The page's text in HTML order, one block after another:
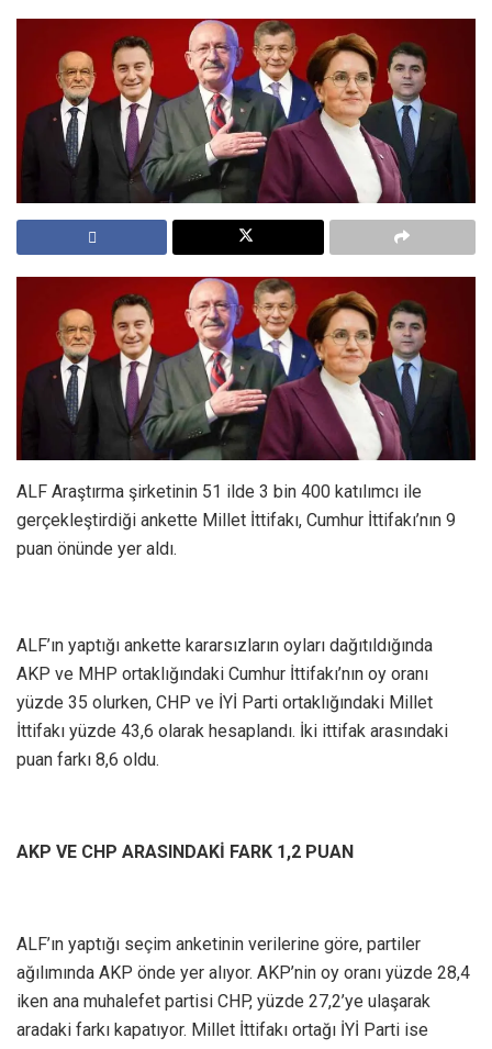
ALF Araştırma şirketinin 51 ilde 3 bin 400 katılımcı ile
gerçekleştirdiği ankette Millet İttifakı, Cumhur İttifakı’nın 9
puan önünde yer aldı.
ALF’ın yaptığı ankette kararsızların oyları dağıtıldığında
AKP ve MHP ortaklığındaki Cumhur İttifakı’nın oy oranı
yüzde 35 olurken, CHP ve İYİ Parti ortaklığındaki Millet
İttifakı yüzde 43,6 olarak hesaplandı. İki ittifak arasındaki
puan farkı 8,6 oldu.
AKP VE CHP ARASINDAKİ FARK 1,2 PUAN
ALF’ın yaptığı seçim anketinin verilerine göre, partiler
ağılımında AKP önde yer alıyor. AKP’nin oy oranı yüzde 28,4
iken ana muhalefet partisi CHP, yüzde 27,2’ye ulaşarak
aradaki farkı kapatıyor. Millet İttifakı ortağı İYİ Parti ise